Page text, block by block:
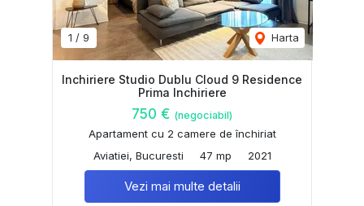
1 / 9 Harta
Inchiriere Studio Dublu Cloud 9 Residence
Prima Inchiriere
750 € (negociabil)
Apartament cu 2 camere de închiriat
Aviatiei, Bucuresti
47 mp 2021
Vezi mai multe detalii